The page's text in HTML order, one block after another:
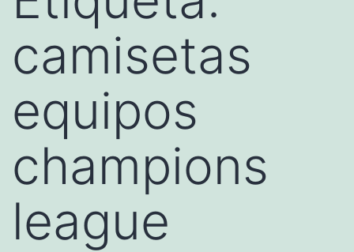
camisetas
equipos
champions
league